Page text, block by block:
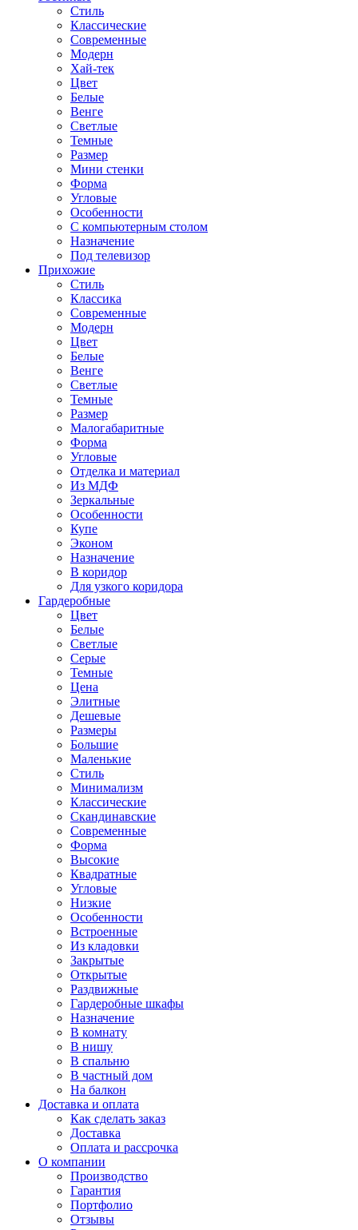
Стиль
Классические
Современные
Модерн
Хай-тек
Цвет
Белые
Венге
Светлые
Темные
Размер
Мини стенки
Форма
Угловые
Особенности
С компьютерным столом
Назначение
Под телевизор
Прихожие
Стиль
Классика
Современные
Модерн
Цвет
Белые
Венге
Светлые
Темные
Размер
Малогабаритные
Форма
Угловые
Отделка и материал
Из МДФ
Зеркальные
Особенности
Купе
Эконом
Назначение
В коридор
Для узкого коридора
Гардеробные
Цвет
Белые
Светлые
Серые
Темные
Цена
Элитные
Дешевые
Размеры
Большие
Маленькие
Стиль
Минимализм
Классические
Скандинавские
Современные
Форма
Высокие
Квадратные
Угловые
Низкие
Особенности
Встроенные
Из кладовки
Закрытые
Открытые
Раздвижные
Гардеробные шкафы
Назначение
В комнату
В нишу
В спальню
В частный дом
На балкон
Доставка и оплата
Как сделать заказ
Доставка
Оплата и рассрочка
О компании
Производство
Гарантия
Портфолио
Отзывы